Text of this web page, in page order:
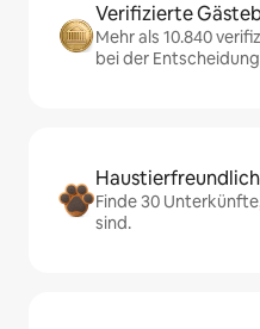
Verifizierte
Mehr als 10.840
bei der
Finde 30
sind.